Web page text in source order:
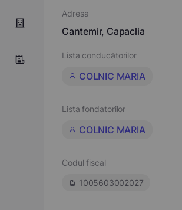
Adresa
Cantemir, Capaclia
Lista conducătorilor
COLNIC MARIA
Lista fondatorilor
COLNIC MARIA
Codul fiscal
1005603002027